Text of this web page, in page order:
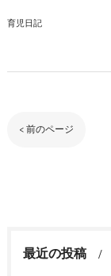
育児日記
< 前のページ
最近の投稿